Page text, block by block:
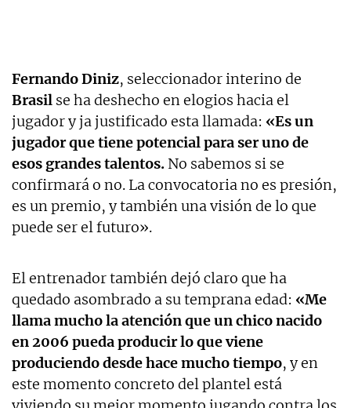
Fernando Diniz, seleccionador interino de
Brasil se ha deshecho en elogios hacia el
jugador y ja justificado esta llamada: «Es un
jugador que tiene potencial para ser uno de
esos grandes talentos. No sabemos si se
confirmará o no. La convocatoria no es presión,
es un premio, y también una visión de lo que
puede ser el futuro».
El entrenador también dejó claro que ha
quedado asombrado a su temprana edad: «Me
llama mucho la atención que un chico nacido
en 2006 pueda producir lo que viene
produciendo desde hace mucho tiempo, y en
este momento concreto del plantel está